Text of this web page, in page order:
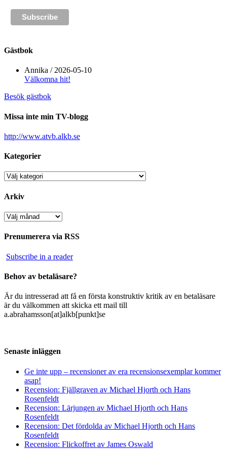
Gästbok
Annika / 2026-05-10
Välkomna hit!
Besök gästbok
Missa inte min TV-blogg
http://www.atvb.alkb.se
Kategorier
Kategorier
Arkiv
Arkiv
Prenumerera via RSS
Subscribe in a reader
Behov av betaläsare?
Är du intresserad att få en första konstruktiv kritik av en betaläsare
är du välkommen att skicka ett mail till
a.abrahamsson[at]alkb[punkt]se
Senaste inläggen
Ge inte upp – recensioner av era recensionsexemplar kommer
asap!
Recension: Fjällgraven av Michael Hjorth och Hans
Rosenfeldt
Recension: Lärjungen av Michael Hjorth och Hans
Rosenfeldt
Recension: Det fördolda av Michael Hjorth och Hans
Rosenfeldt
Recension: Flickoffret av James Oswald